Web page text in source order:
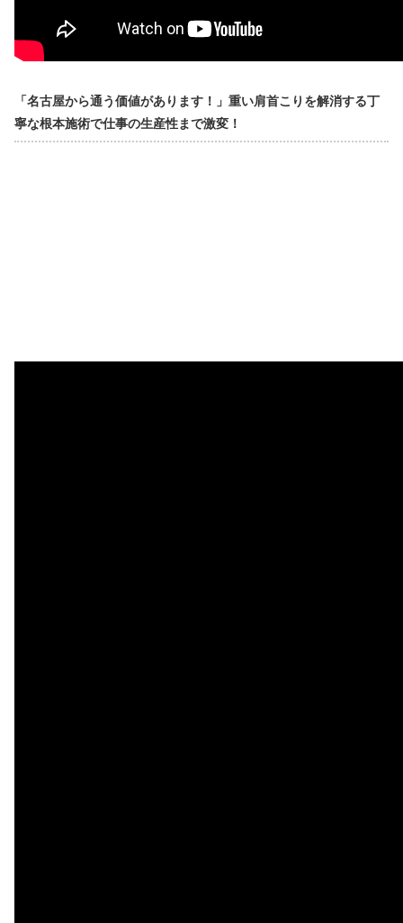
「名古屋から通う価値があります！」重い肩首こりを解消する丁
寧な根本施術で仕事の生産性まで激変！